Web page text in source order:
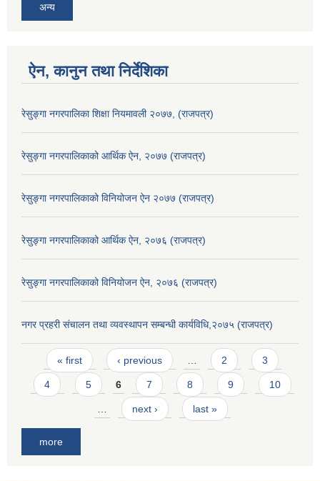
अन्य
ऐन, कानुन तथा निर्देशिका
रेसुङ्गा नगरपालिका शिक्षा नियमावली २०७७, (राजपत्र)
रेसुङ्गा नगरपालिकाको आर्थिक ऐन, २०७७ (राजपत्र)
रेसुङ्गा नगरपालिकाको विनियोजन ऐन २०७७ (राजपत्र)
रेसुङ्गा नगरपालिकाको आर्थिक ऐन, २०७६ (राजपत्र)
रेसुङ्गा नगरपालिकाको विनियोजन ऐन, २०७६ (राजपत्र)
नगर प्रहरी संचालन तथा व्यवस्थापन सम्बन्धी कार्यविधि,२०७५ (राजपत्र)
Pages
« first ‹ previous 2 3
4 5 6 7 8 9 10
next › last »
more